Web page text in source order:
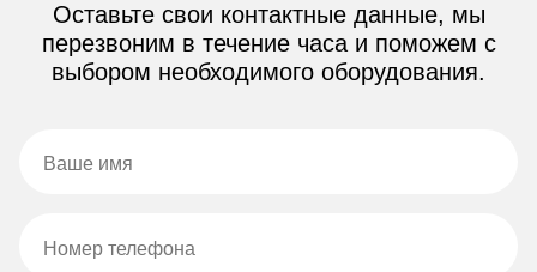
Оставьте свои контактные данные, мы
перезвоним в течение часа и поможем с
выбором необходимого оборудования.